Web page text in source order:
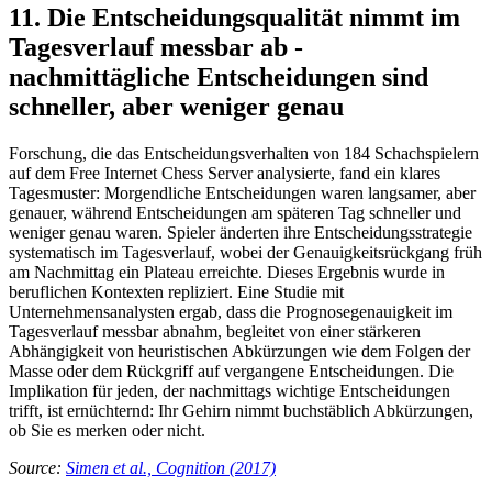
11. Die Entscheidungsqualität nimmt im
Tagesverlauf messbar ab -
nachmittägliche Entscheidungen sind
schneller, aber weniger genau
Forschung, die das Entscheidungsverhalten von 184 Schachspielern
auf dem Free Internet Chess Server analysierte, fand ein klares
Tagesmuster: Morgendliche Entscheidungen waren langsamer, aber
genauer, während Entscheidungen am späteren Tag schneller und
weniger genau waren. Spieler änderten ihre Entscheidungsstrategie
systematisch im Tagesverlauf, wobei der Genauigkeitsrückgang früh
am Nachmittag ein Plateau erreichte. Dieses Ergebnis wurde in
beruflichen Kontexten repliziert. Eine Studie mit
Unternehmensanalysten ergab, dass die Prognosegenauigkeit im
Tagesverlauf messbar abnahm, begleitet von einer stärkeren
Abhängigkeit von heuristischen Abkürzungen wie dem Folgen der
Masse oder dem Rückgriff auf vergangene Entscheidungen. Die
Implikation für jeden, der nachmittags wichtige Entscheidungen
trifft, ist ernüchternd: Ihr Gehirn nimmt buchstäblich Abkürzungen,
ob Sie es merken oder nicht.
Source: Simen et al., Cognition (2017)